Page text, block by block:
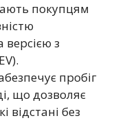
покупцям
версією з
пробіг
що дозволяє
відстані без